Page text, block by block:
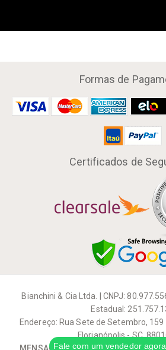
Formas de
Certificados de
Bianchini & Cia Ltda. | CNPJ:
Estadual:
Endereço: Rua Sete de Setembro,
Florianópolis - SC,
Fale com um vendedor